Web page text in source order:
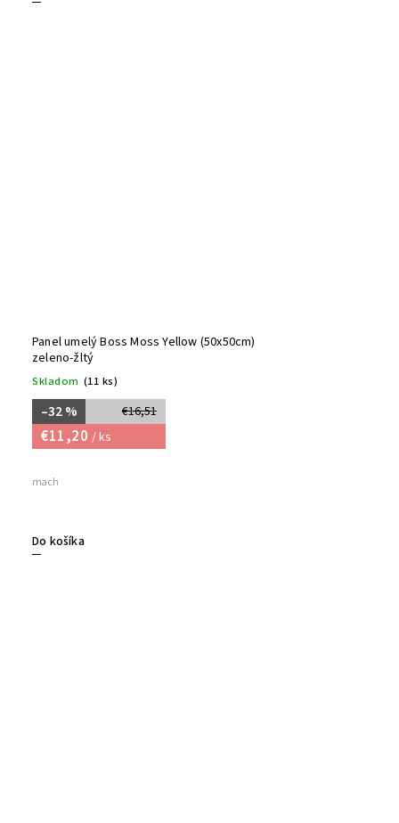
Panel umelý Boss Moss Yellow (50x50cm)
zeleno-žltý
Skladom (11 ks)
€16,51
–32 %
€11,20 / ks
Do košíka
mach